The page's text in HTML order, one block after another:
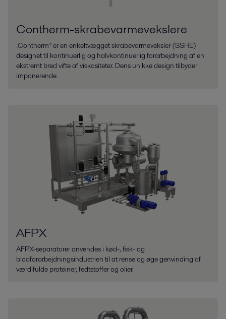
Contherm-skrabevarmevekslere
.Contherm® er en enkeltvægget skrabevarmeveksler (SSHE)
designet til kontinuerlig og halvkontinuerlig forarbejdning af en
ekstremt bred vifte af viskositeter. Dens unikke design tilbyder
imponerende
AFPX
AFPX-separatorer anvendes i kød-, fisk- og
blodforarbejdningsindustrien til at rense og øge genvinding af
værdifulde proteiner, fedtstoffer og olier.